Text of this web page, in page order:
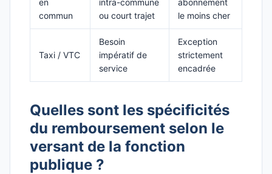
en
commun
intra-commune
ou court trajet
abonnement
le moins cher
Taxi / VTC
Besoin
impératif de
service
Exception
strictement
encadrée
Quelles sont les spécificités
du remboursement selon le
versant de la fonction
publique ?